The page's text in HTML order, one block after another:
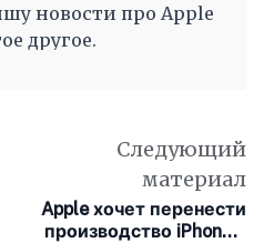
новости про Apple
другое.
Следующий
материал
Apple хочет перенести
производство iPhone в